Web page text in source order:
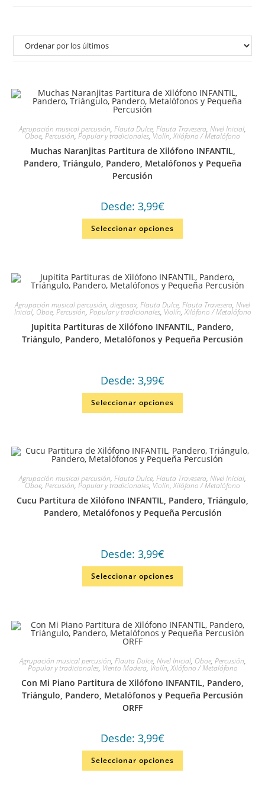
Agrupación musical percusión, Flauta Dulce, Flauta Travesera, Nivel Inicial,
Oboe, Percusión, Popular y tradicionales,Violín,Xilófono / Metalófono
Muchas Naranjitas Partitura de Xilófono INFANTIL,
Pandero, Triángulo, Pandero, Metalófonos y Pequeña
Percusión
Desde: 3,99€
Seleccionar opciones
Agrupación musical percusión, diegosax, Flauta Dulce, Flauta Travesera, Nivel
Inicial, Oboe, Percusión, Popular y tradicionales, Violín,Xilófono / Metalófono
Jupitita Partituras de Xilófono INFANTIL, Pandero,
Triángulo, Pandero, Metalófonos y Pequeña Percusión
Desde: 3,99€
Seleccionar opciones
Agrupación musical percusión, Flauta Dulce, Flauta Travesera, Nivel Inicial,
Oboe, Percusión, Popular y tradicionales,Violín,Xilófono / Metalófono
Cucu Partitura de Xilófono INFANTIL, Pandero, Triángulo,
Pandero, Metalófonos y Pequeña Percusión
Desde: 3,99€
Seleccionar opciones
Agrupación musical percusión, Flauta Dulce, Nivel Inicial, Oboe, Percusión,
Popular y tradicionales, Viento Madera, Violín,Xilófono / Metalófono
Con Mi Piano Partitura de Xilófono INFANTIL, Pandero,
Triángulo, Pandero, Metalófonos y Pequeña Percusión
ORFF
Desde: 3,99€
Seleccionar opciones